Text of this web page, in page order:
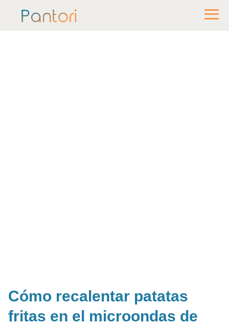
Cómo recalentar patatas
fritas en el microondas de